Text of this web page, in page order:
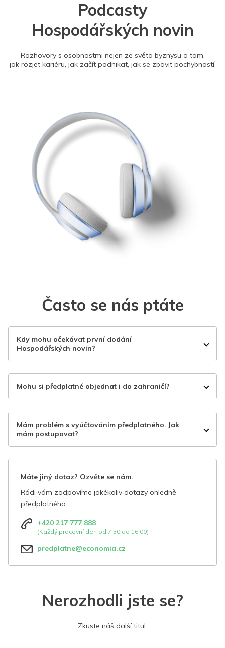
Podcasty
Hospodářských novin
Rozhovory s osobnostmi nejen ze světa byznysu o tom,
jak rozjet kariéru, jak začít podnikat, jak se zbavit pochybností.
Často se nás ptáte
Kdy mohu očekávat první dodání
Hospodářských novin?
Mohu si předplatné objednat i do zahraničí?
Mám problém s vyúčtováním předplatného. Jak
mám postupovat?
Máte jiný dotaz? Ozvěte se nám.
Rádi vám zodpovíme jakékoliv dotazy ohledně
předplatného.
+420 217 777 888
(Každý pracovní den od 7:30 do 16:00)
predplatne@economia.cz
Nerozhodli jste se?
Zkuste náš další titul.